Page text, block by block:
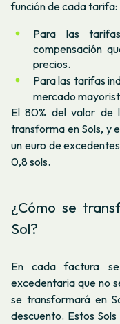
función de cada tarifa:
Para las
compensación
precios.
Para las tarifas
mercado
El 80% del valor de
transforma en Sols, y
un euro de
0,8 sols.
¿Cómo se
Sol?
En cada factura
excedentaria que no
se transformará en
descuento. Estos